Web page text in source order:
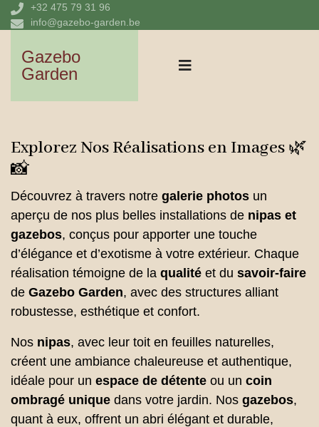
+32 475 79 31 96
info@gazebo-garden.be
Gazebo
Garden
Explorez Nos Réalisations en Images 🌿
📸
Découvrez à travers notre galerie photos un
aperçu de nos plus belles installations de nipas et
gazebos, conçus pour apporter une touche
d’élégance et d’exotisme à votre extérieur. Chaque
réalisation témoigne de la qualité et du savoir-faire
de Gazebo Garden, avec des structures alliant
robustesse, esthétique et confort.
Nos nipas, avec leur toit en feuilles naturelles,
créent une ambiance chaleureuse et authentique,
idéale pour un espace de détente ou un coin
ombragé unique dans votre jardin. Nos gazebos,
quant à eux, offrent un abri élégant et durable,